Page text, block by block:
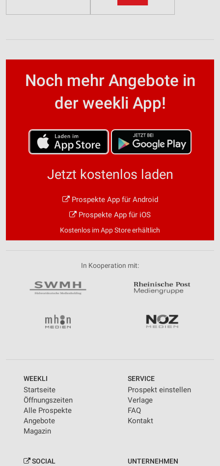
Noch mehr Angebote in
der weekli App!
Jetzt kostenlos laden
Prospekte App für Android
Prospekte App für iOS
Kostenlos im App Store erhältlich
In Kooperation mit:
WEEKLI
Startseite
Öffnungszeiten
Alle Prospekte
Angebote
Magazin
SERVICE
Prospekt einstellen
Verlage
FAQ
Kontakt
SOCIAL UNTERNEHMEN